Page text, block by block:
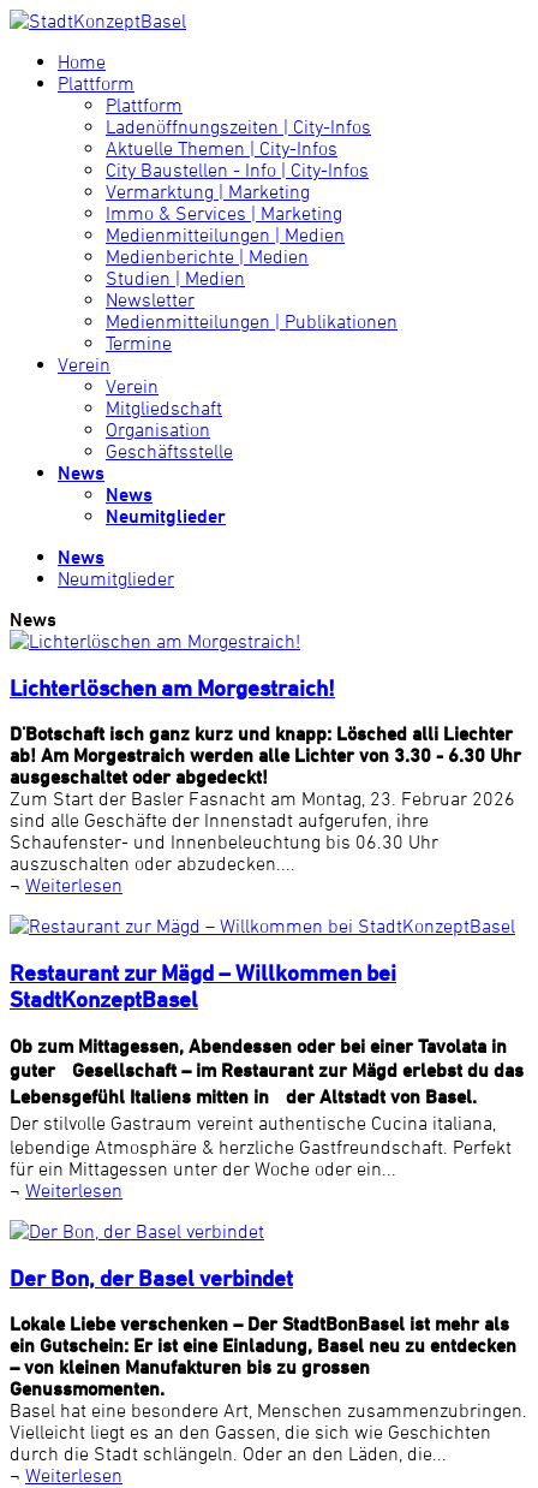
Home
Plattform
Plattform
Ladenöffnungszeiten | City-Infos
Aktuelle Themen | City-Infos
City Baustellen - Info | City-Infos
Vermarktung | Marketing
Immo & Services | Marketing
Medienmitteilungen | Medien
Medienberichte | Medien
Studien | Medien
Newsletter
Medienmitteilungen | Publikationen
Termine
Verein
Verein
Mitgliedschaft
Organisation
Geschäftsstelle
News
News
Neumitglieder
News
Neumitglieder
News
Lichterlöschen am Morgestraich!
D'Botschaft isch ganz kurz und knapp: Lösched alli Liechter
ab! Am Morgestraich werden alle Lichter von 3.30 - 6.30 Uhr
ausgeschaltet oder abgedeckt!
Zum Start der Basler Fasnacht am Montag, 23. Februar 2026
sind alle Geschäfte der Innenstadt aufgerufen, ihre
Schaufenster- und Innenbeleuchtung bis 06.30 Uhr
auszuschalten oder abzudecken....
¬ Weiterlesen
Restaurant zur Mägd – Willkommen bei
StadtKonzeptBasel
Ob zum Mittagessen, Abendessen oder bei einer Tavolata in
guter Gesellschaft – im Restaurant zur Mägd erlebst du das
Lebensgefühl Italiens mitten in der Altstadt von Basel.
Der stilvolle Gastraum vereint authentische Cucina italiana,
lebendige Atmosphäre & herzliche Gastfreundschaft. Perfekt
für ein Mittagessen unter der Woche oder ein...
¬ Weiterlesen
Der Bon, der Basel verbindet
Lokale Liebe verschenken – Der StadtBonBasel ist mehr als
ein Gutschein: Er ist eine Einladung, Basel neu zu entdecken
– von kleinen Manufakturen bis zu grossen
Genussmomenten.
Basel hat eine besondere Art, Menschen zusammenzubringen.
Vielleicht liegt es an den Gassen, die sich wie Geschichten
durch die Stadt schlängeln. Oder an den Läden, die...
¬ Weiterlesen